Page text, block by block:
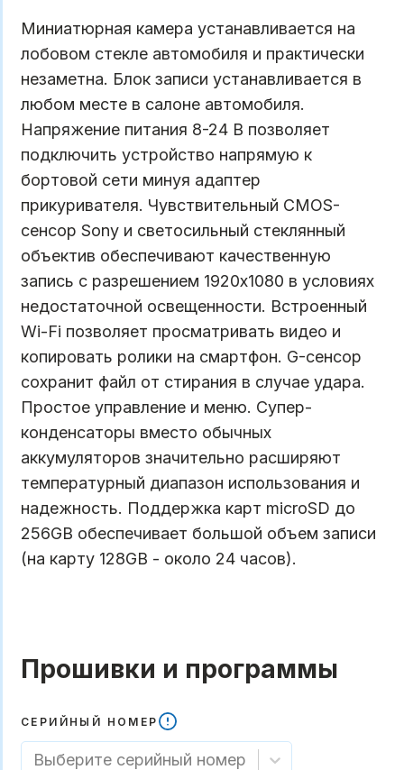
Миниатюрная камера устанавливается на
лобовом стекле автомобиля и практически
незаметна. Блок записи устанавливается в
любом месте в салоне автомобиля.
Напряжение питания 8-24 В позволяет
подключить устройство напрямую к
бортовой сети минуя адаптер
прикуривателя. Чувствительный CMOS-
сенсор Sony и светосильный стеклянный
объектив обеспечивают качественную
запись с разрешением 1920х1080 в условиях
недостаточной освещенности. Встроенный
Wi-Fi позволяет просматривать видео и
копировать ролики на смартфон. G-сенсор
сохранит файл от стирания в случае удара.
Простое управление и меню. Супер-
конденсаторы вместо обычных
аккумуляторов значительно расширяют
температурный диапазон использования и
надежность. Поддержка карт microSD до
256GB обеспечивает большой объем записи
(на карту 128GB - около 24 часов).
Прошивки и программы
СЕРИЙНЫЙ НОМЕР
Выберите серийный номер